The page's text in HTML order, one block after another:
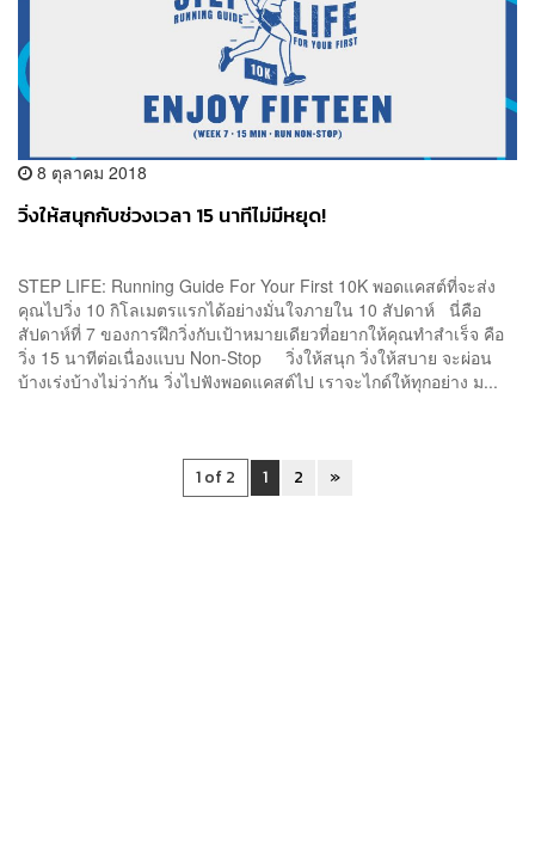
8 ตุลาคม 2018
วิ่งให้สนุกกับช่วงเวลา 15 นาทีไม่มีหยุด!
STEP LIFE: Running Guide For Your First 10K พอดแคสต์ที่จะส่ง
คุณไปวิ่ง 10 กิโลเมตรแรกได้อย่างมั่นใจภายใน 10 สัปดาห์ นี่คือ
สัปดาห์ที่ 7 ของการฝึกวิ่งกับเป้าหมายเดียวที่อยากให้คุณทำสำเร็จ คือ
วิ่ง 15 นาทีต่อเนื่องแบบ Non-Stop วิ่งให้สนุก วิ่งให้สบาย จะผ่อน
บ้างเร่งบ้างไม่ว่ากัน วิ่งไปฟังพอดแคสต์ไป เราจะไกด์ให้ทุกอย่าง ม...
1 of 2 1 2 »